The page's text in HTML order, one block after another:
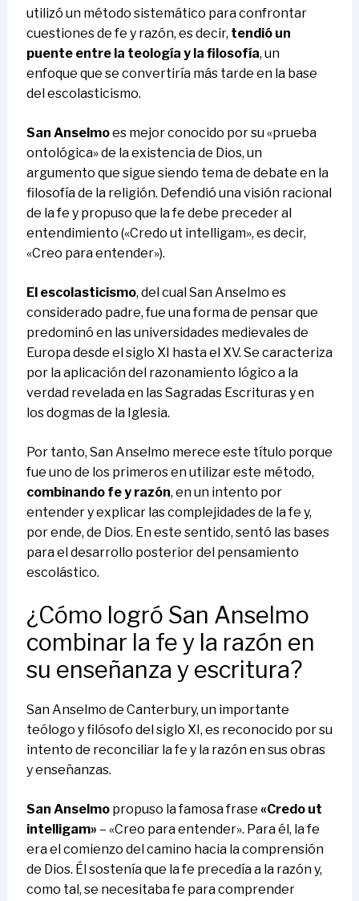
utilizó un método sistemático para confrontar
cuestiones de fe y razón, es decir, tendió un
puente entre la teología y la filosofía, un
enfoque que se convertiría más tarde en la base
del escolasticismo.
San Anselmoes mejor conocido por su «prueba
ontológica» de la existencia de Dios, un
argumento que sigue siendo tema de debate en la
filosofía de la religión. Defendió una visión racional
de la fe y propuso que la fe debe preceder al
entendimiento («Credo ut intelligam», es decir,
«Creo para entender»).
El escolasticismo, del cual San Anselmo es
considerado padre, fue una forma de pensar que
predominó en las universidades medievales de
Europa desde el siglo XI hasta el XV. Se caracteriza
por la aplicación del razonamiento lógico a la
verdad revelada en las Sagradas Escrituras y en
los dogmas de la Iglesia.
Por tanto, San Anselmo merece este título porque
fue uno de los primeros en utilizar este método,
combinando fe y razón, en un intento por
entender y explicar las complejidades de la fe y,
por ende, de Dios. En este sentido, sentó las bases
para el desarrollo posterior del pensamiento
escolástico.
¿Cómo logró San Anselmo
combinar la fe y la razón en
su enseñanza y escritura?
San Anselmo de Canterbury, un importante
teólogo y filósofo del siglo XI, es reconocido por su
intento de reconciliar la fe y la razón en sus obras
y enseñanzas.
San Anselmopropuso la famosa frase «Credo ut
intelligam» – «Creo para entender». Para él, la fe
era el comienzo del camino hacia la comprensión
de Dios. Él sostenía que la fe precedía a la razón y,
como tal, se necesitaba fe para comprender